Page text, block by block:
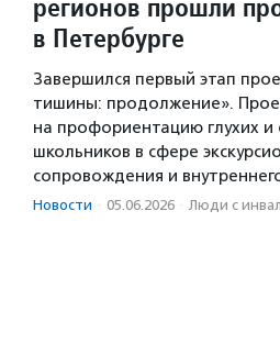
регионов прошли
в Петербурге
Завершился первый этап
тишины: продолжение».
на профориентацию глухих
школьников в сфере
сопровождения и
Новости · 05.06.2026 · Люди с